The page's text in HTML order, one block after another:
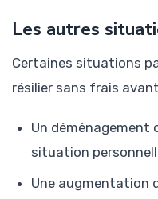
Les autres
Certaines situations
résilier sans frais
Un déménagement
situation
Une augmentation